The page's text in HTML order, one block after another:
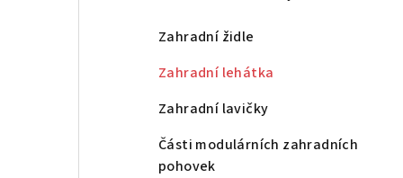
Zahradní židle
Zahradní lehátka
Zahradní lavičky
Části modulárních zahradních
pohovek